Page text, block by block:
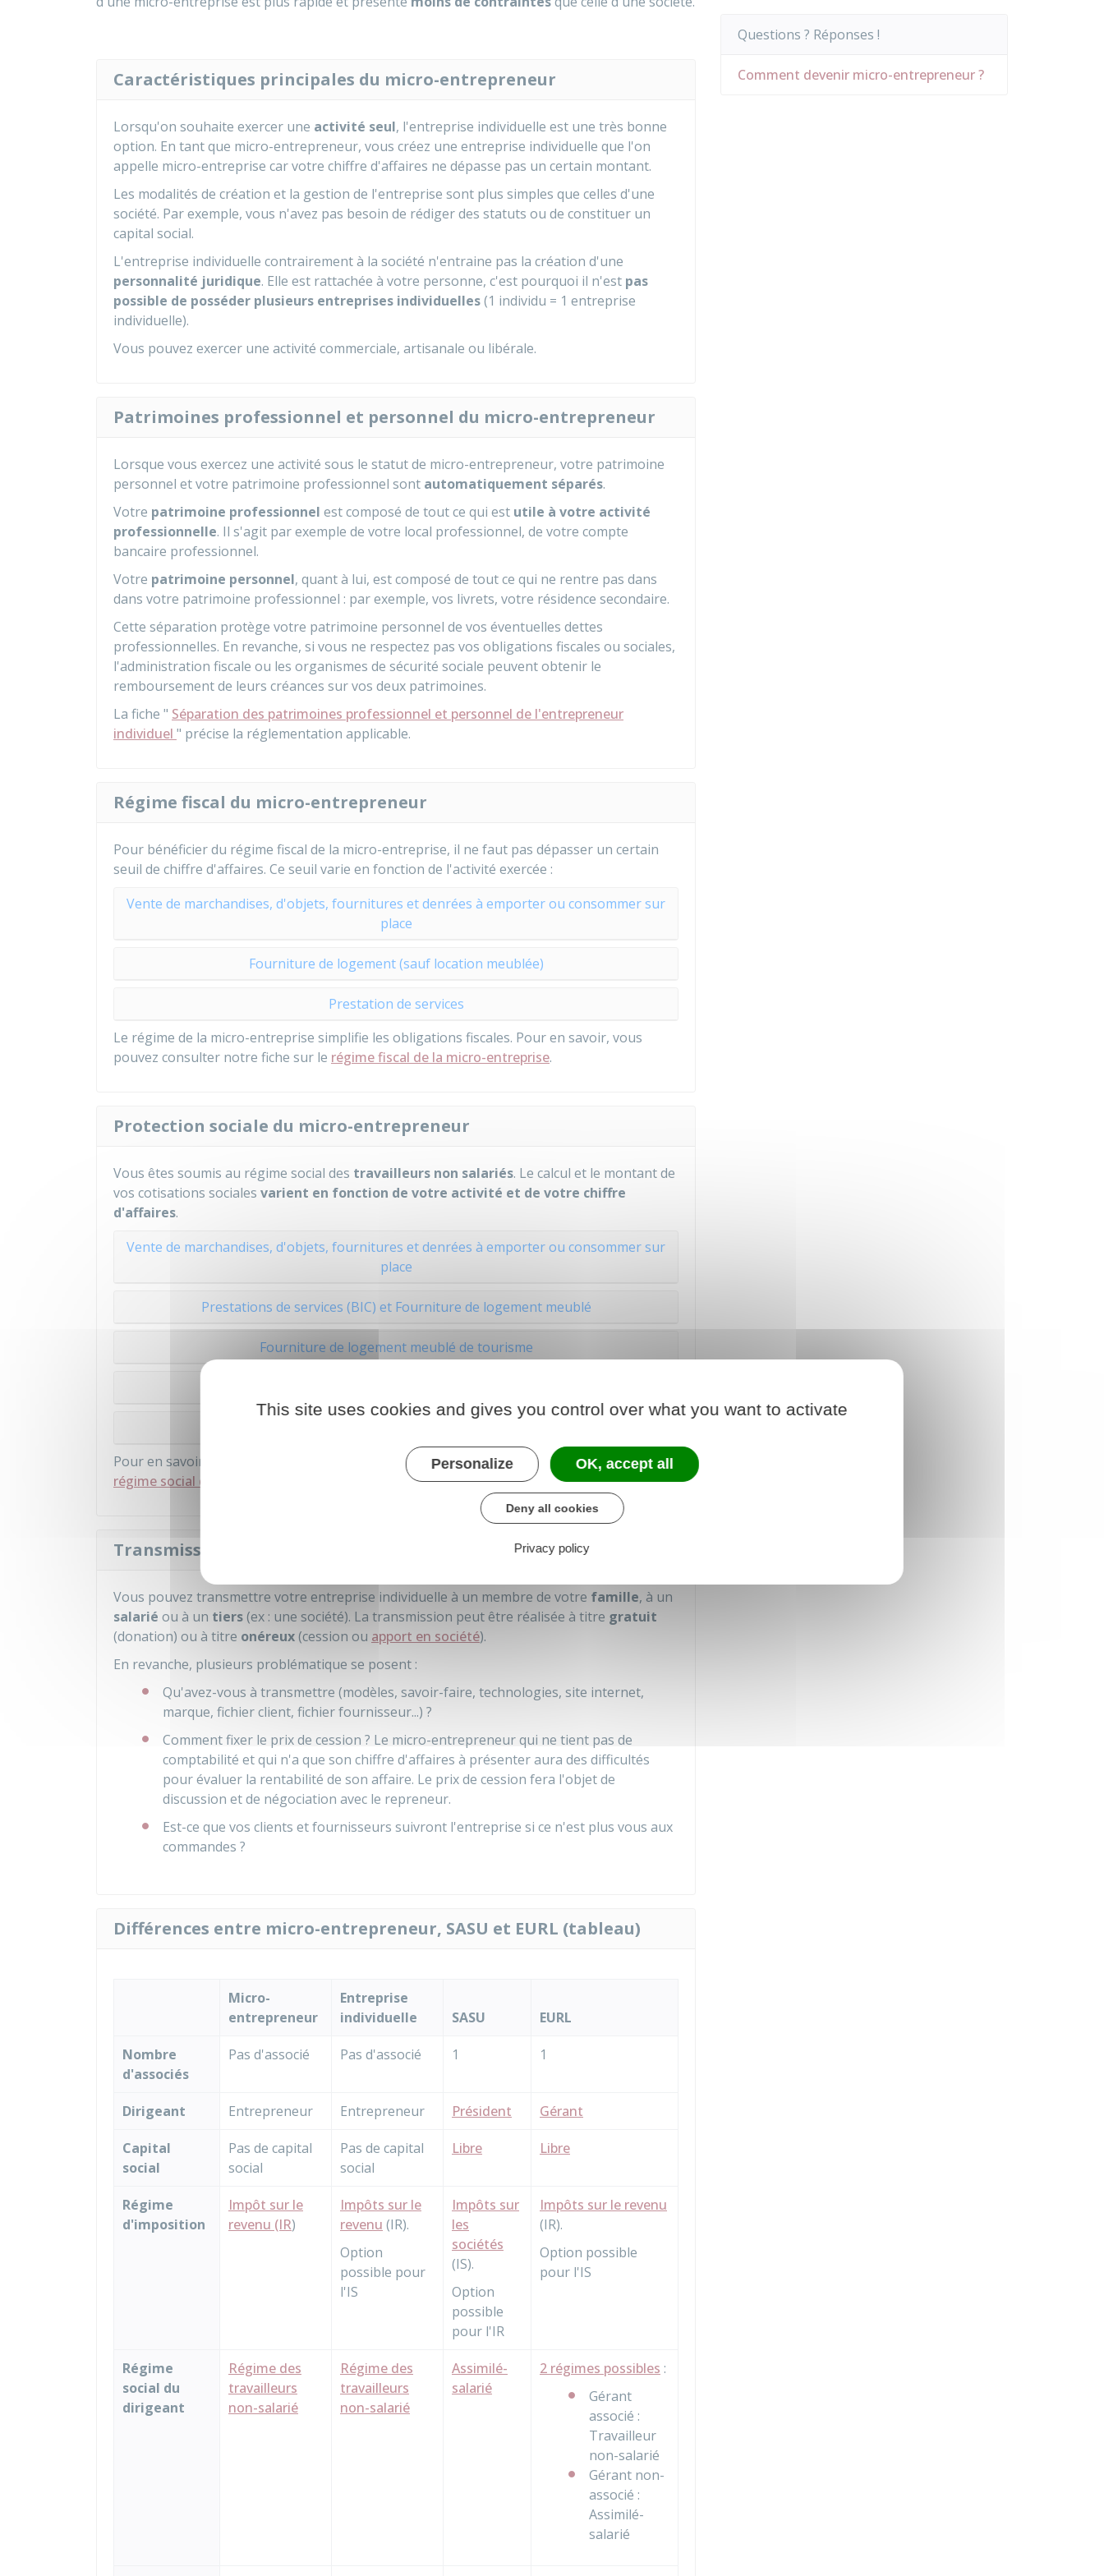
Caractéristiques principales du micro-entrepreneur
Lorsqu'on souhaite exercer une activité seul, l'entreprise individuelle est une très bonne
option. En tant que micro-entrepreneur, vous créez une entreprise individuelle que l'on
appelle micro-entreprise car votre chiffre d'affaires ne dépasse pas un certain montant.
Les modalités de création et la gestion de l'entreprise sont plus simples que celles d'une
société. Par exemple, vous n'avez pas besoin de rédiger des statuts ou de constituer un
capital social.
L'entreprise individuelle contrairement à la société n'entraine pas la création d'une
personnalité juridique. Elle est rattachée à votre personne, c'est pourquoi il n'est pas
possible de posséder plusieurs entreprises individuelles(1 individu = 1 entreprise
individuelle).
Vous pouvez exercer une activité commerciale, artisanale ou libérale.
Patrimoines professionnel et personnel du micro-entrepreneur
Lorsque vous exercez une activité sous le statut de micro-entrepreneur, votre patrimoine
personnel et votre patrimoine professionnel sont automatiquement séparés.
Votre patrimoine professionnel est composé de tout ce qui est utile à votre activité
professionnelle. Il s'agit par exemple de votre local professionnel, de votre compte
bancaire professionnel.
Votre patrimoine personnel, quant à lui, est composé de tout ce qui ne rentre pas dans
dans votre patrimoine professionnel : par exemple, vos livrets, votre résidence secondaire.
Cette séparation protège votre patrimoine personnel de vos éventuelles dettes
professionnelles. En revanche, si vous ne respectez pas vos obligations fiscales ou sociales,
l'administration fiscale ou les organismes de sécurité sociale peuvent obtenir le
remboursement de leurs créances sur vos deux patrimoines.
La fiche " Séparation des patrimoines professionnel et personnel de l'entrepreneur
individuel " précise la réglementation applicable.
Régime fiscal du micro-entrepreneur
Pour bénéficier du régime fiscal de la micro-entreprise, il ne faut pas dépasser un certain
seuil de chiffre d'affaires. Ce seuil varie en fonction de l'activité exercée :
Vente de marchandises, d'objets, fournitures et denrées à emporter ou consommer sur
place
Fourniture de logement (sauf location meublée)
Prestation de services
Le régime de la micro-entreprise simplifie les obligations fiscales. Pour en savoir, vous
pouvez consulter notre fiche sur le régime fiscal de la micro-entreprise.
Protection sociale du micro-entrepreneur
Vous êtes soumis au régime social des travailleurs non salariés. Le calcul et le montant de
vos cotisations sociales varient en fonction de votre activité et de votre chiffre
d'affaires.
Vente de marchandises, d'objets, fournitures et denrées à emporter ou consommer sur
place
Prestations de services (BIC) et Fourniture de logement meublé
Fourniture de logement meublé de tourisme
Pour en savoir plus sur vos cotisations sociales, vous pouvez consulter la fiche sur le
régime social du micro-entrepreneur
Transmission de la micro-entreprise
Vous pouvez transmettre votre entreprise individuelle à un membre de votre famille, à un
salarié ou à un tiers(ex : une société). La transmission peut être réalisée à titre gratuit
(donation) ou à titre onéreux(cession ou apport en société).
En revanche, plusieurs problématique se posent :
Qu'avez-vous à transmettre (modèles, savoir-faire, technologies, site internet,
marque, fichier client, fichier fournisseur...) ?
Comment fixer le prix de cession ? Le micro-entrepreneur qui ne tient pas de
comptabilité et qui n'a que son chiffre d'affaires à présenter aura des difficultés
pour évaluer la rentabilité de son affaire. Le prix de cession fera l'objet de
discussion et de négociation avec le repreneur.
Est-ce que vos clients et fournisseurs suivront l'entreprise si ce n'est plus vous aux
commandes ?
Différences entre micro-entrepreneur, SASU et EURL (tableau)
Micro-
entrepreneur
Entreprise
individuelle
SASU EURL
Nombre
d'associés
Pas d'associé Pas d'associé 1 1
Dirigeant Entrepreneur Entrepreneur Président Gérant
Capital
social
Pas de capital
social
Pas de capital
social
Libre Libre
Régime
d'imposition
Impôt sur le
revenu (IR)
Impôts sur le
revenu (IR).
Option
possible pour
l'IS
Impôts sur
les
sociétés
(IS).
Option
possible
pour l'IR
Impôts sur le revenu
(IR).
Option possible
pour l'IS
Régime
social du
dirigeant
Régime des
travailleurs
non-salarié
Régime des
travailleurs
non-salarié
Assimilé-
salarié
2 régimes possibles :
Gérant
associé :
Travailleur
non-salarié
Gérant non-
associé :
Assimilé-
salarié
Questions ? Réponses !
Comment devenir micro-entrepreneur ?
This site uses cookies and gives you control over what you want to activate
Personalize OK, accept all
Deny all cookies
Privacy policy